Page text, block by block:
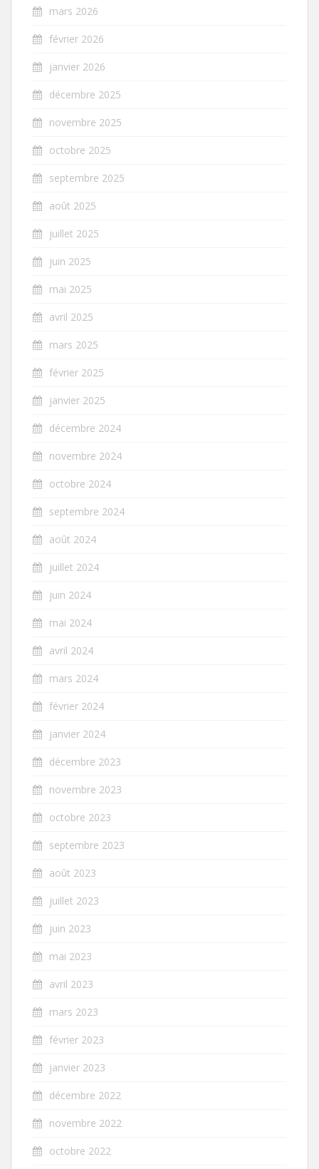
mars 2026
février 2026
janvier 2026
décembre 2025
novembre 2025
octobre 2025
septembre 2025
août 2025
juillet 2025
juin 2025
mai 2025
avril 2025
mars 2025
février 2025
janvier 2025
décembre 2024
novembre 2024
octobre 2024
septembre 2024
août 2024
juillet 2024
juin 2024
mai 2024
avril 2024
mars 2024
février 2024
janvier 2024
décembre 2023
novembre 2023
octobre 2023
septembre 2023
août 2023
juillet 2023
juin 2023
mai 2023
avril 2023
mars 2023
février 2023
janvier 2023
décembre 2022
novembre 2022
octobre 2022